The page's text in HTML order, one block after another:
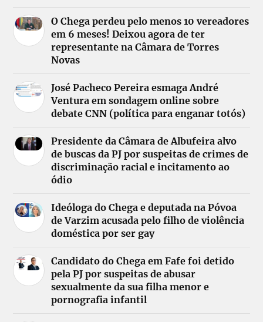
O Chega perdeu pelo menos 10 vereadores
em 6 meses! Deixou agora de ter
representante na Câmara de Torres
Novas
José Pacheco Pereira esmaga André
Ventura em sondagem online sobre
debate CNN (política para enganar totós)
Presidente da Câmara de Albufeira alvo
de buscas da PJ por suspeitas de crimes de
discriminação racial e incitamento ao
ódio
Ideóloga do Chega e deputada na Póvoa
de Varzim acusada pelo filho de violência
doméstica por ser gay
Candidato do Chega em Fafe foi detido
pela PJ por suspeitas de abusar
sexualmente da sua filha menor e
pornografia infantil